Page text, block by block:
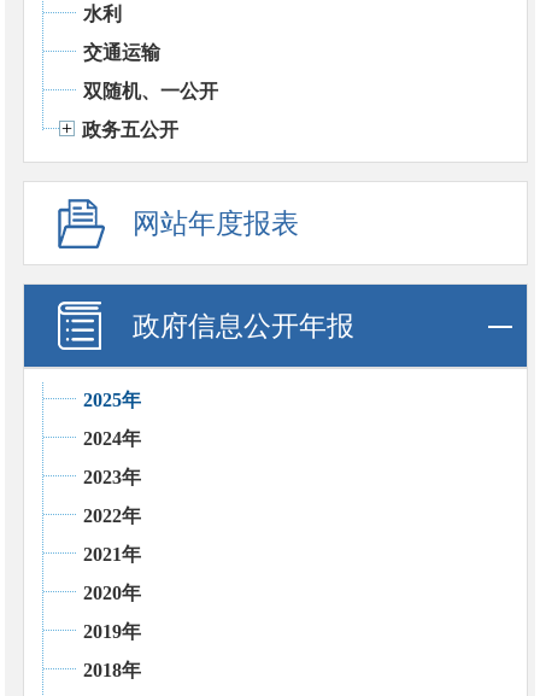
水利
交通运输
双随机、一公开
政务五公开
网站年度报表
政府信息公开年报
2025年
2024年
2023年
2022年
2021年
2020年
2019年
2018年